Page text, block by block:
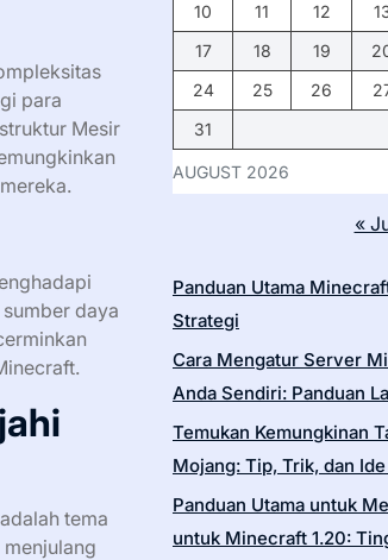
para
Mesir
daya
tema
AUGUST 2026
10
11 12
17
18 19
24
25 26
31
«
Panduan Utama
Strategi
Cara Mengatur Server
Anda Sendiri: Panduan
Temukan Kemungkinan
Mojang: Tip, Trik, dan
Panduan Utama untuk
untuk Minecraft 1.20: